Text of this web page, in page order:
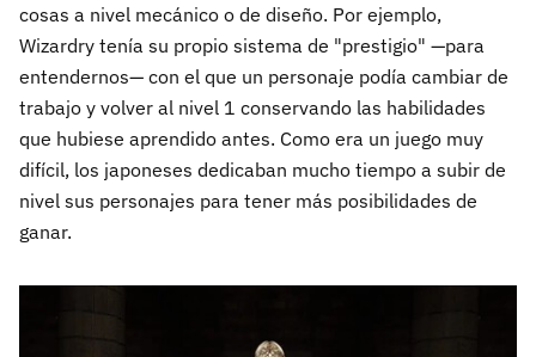
cosas a nivel mecánico o de diseño. Por ejemplo,
Wizardry tenía su propio sistema de "prestigio" —para
entendernos— con el que un personaje podía cambiar de
trabajo y volver al nivel 1 conservando las habilidades
que hubiese aprendido antes. Como era un juego muy
difícil, los japoneses dedicaban mucho tiempo a subir de
nivel sus personajes para tener más posibilidades de
ganar.